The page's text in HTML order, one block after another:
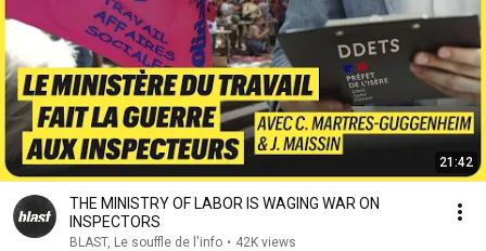
21:42
THE MINISTRY OF LABOR IS WAGING WAR ON
INSPECTORS
BLAST, Le souffle de l'info • 42K views